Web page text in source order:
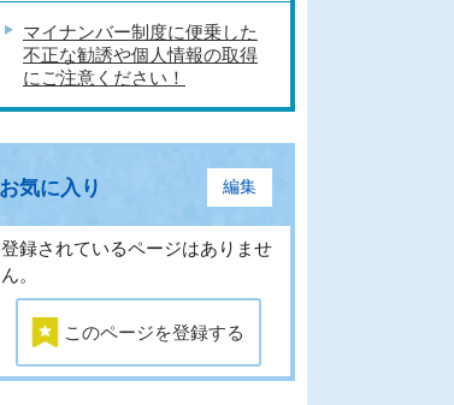
マイナンバー制度に便乗した
不正な勧誘や個人情報の取得
にご注意ください！
お気に入り 編集
登録されているページはありませ
ん。
このページを登録する